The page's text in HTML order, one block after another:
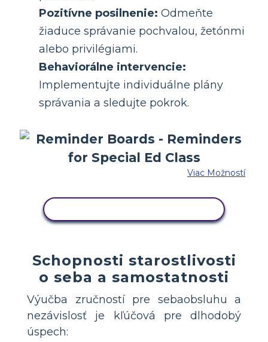
Pozitívne posilnenie: Odmeňte
žiaduce správanie pochvalou, žetónmi
alebo privilégiami.
Behaviorálne intervencie:
Implementujte individuálne plány
správania a sledujte pokrok.
Viac Možností
Schopnosti starostlivosti
o seba a samostatnosti
Výučba zručností pre sebaobsluhu a
nezávislosť je kľúčová pre dlhodobý
úspech: